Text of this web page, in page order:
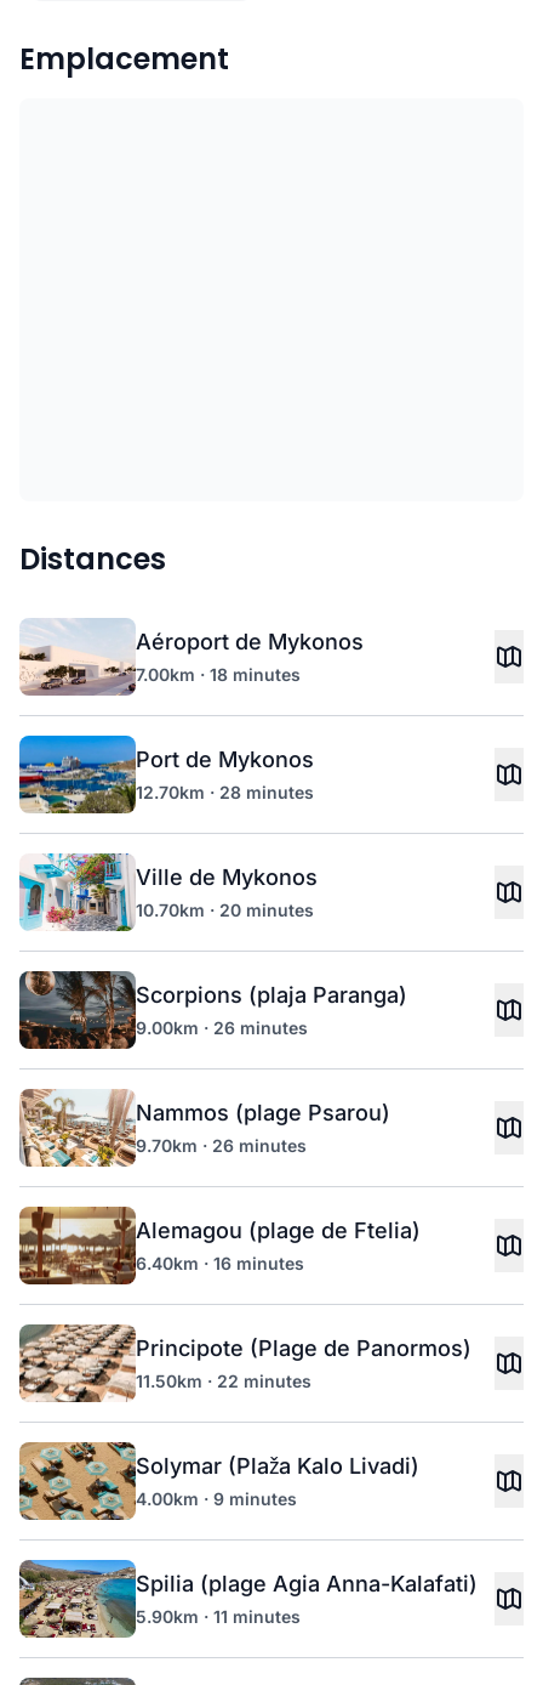
Emplacement
Distances
Aéroport de Mykonos
7.00km · 18 minutes
Port de Mykonos
12.70km · 28 minutes
Ville de Mykonos
10.70km · 20 minutes
Scorpions (plaja Paranga)
9.00km · 26 minutes
Nammos (plage Psarou)
9.70km · 26 minutes
Alemagou (plage de Ftelia)
6.40km · 16 minutes
Principote (Plage de Panormos)
11.50km · 22 minutes
Solymar (Plaža Kalo Livadi)
4.00km · 9 minutes
Spilia (plage Agia Anna-Kalafati)
5.90km · 11 minutes